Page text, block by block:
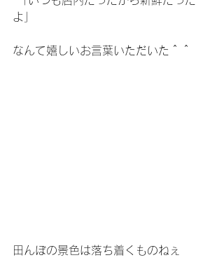
よ」
なんて嬉しいお言葉いただいた＾＾
田んぼの景色は落ち着くものねぇ